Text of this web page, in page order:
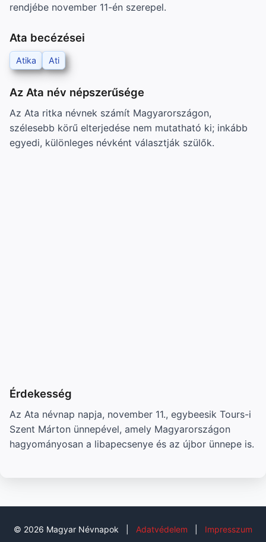
rendjébe november 11-én szerepel.
Ata becézései
Atika Ati
Az Ata név népszerűsége
Az Ata ritka névnek számít Magyarországon,
szélesebb körű elterjedése nem mutatható ki; inkább
egyedi, különleges névként választják szülők.
Érdekesség
Az Ata névnap napja, november 11., egybeesik Tours-i
Szent Márton ünnepével, amely Magyarországon
hagyományosan a libapecsenye és az újbor ünnepe is.
© 2026 Magyar Névnapok Adatvédelem Impresszum